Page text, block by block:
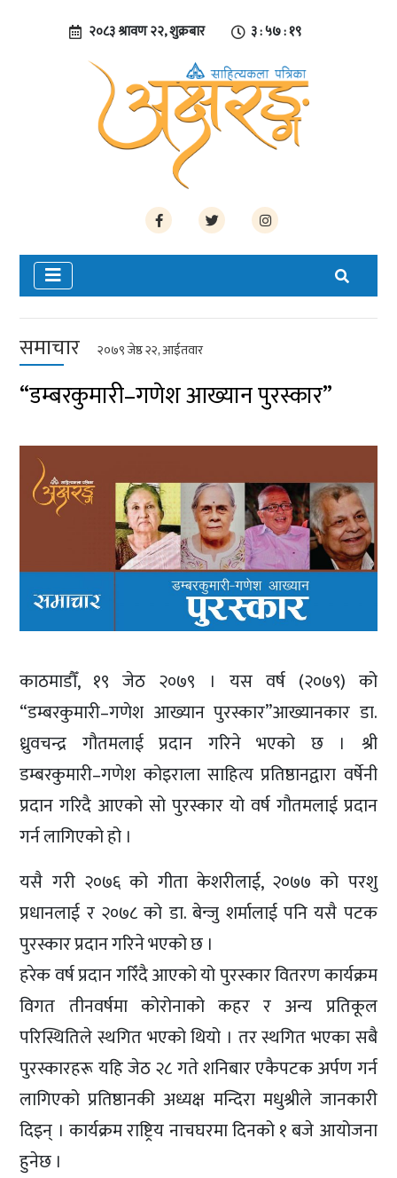
२०८३ श्रावण २२, शुक्रबार ३ : ५७ : २०
समाचार २०७९ जेष्ठ २२, आईतवार
“डम्बरकुमारी–गणेश आख्यान पुरस्कार”
काठमाडौँ, १९ जेठ २०७९ । यस वर्ष (२०७९) को
“डम्बरकुमारी–गणेश आख्यान पुरस्कार”आख्यानकार डा.
ध्रुवचन्द्र गौतमलाई प्रदान गरिने भएको छ । श्री
डम्बरकुमारी–गणेश कोइराला साहित्य प्रतिष्ठानद्वारा वर्षेनी
प्रदान गरिदै आएको सो पुरस्कार यो वर्ष गौतमलाई प्रदान
गर्न लागिएको हो ।
यसै गरी २०७६ को गीता केशरीलाई, २०७७ को परशु
प्रधानलाई र २०७८ को डा. बेन्जु शर्मालाई पनि यसै पटक
पुरस्कार प्रदान गरिने भएको छ ।
हरेक वर्ष प्रदान गरिँदै आएको यो पुरस्कार वितरण कार्यक्रम
विगत तीनवर्षमा कोरोनाको कहर र अन्य प्रतिकूल
परिस्थितिले स्थगित भएको थियो । तर स्थगित भएका सबै
पुरस्कारहरू यहि जेठ २८ गते शनिबार एकैपटक अर्पण गर्न
लागिएको प्रतिष्ठानकी अध्यक्ष मन्दिरा मधुश्रीले जानकारी
दिइन् । कार्यक्रम राष्ट्रिय नाचघरमा दिनको १ बजे आयोजना
हुनेछ ।